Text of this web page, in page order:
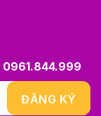
0961.844.999